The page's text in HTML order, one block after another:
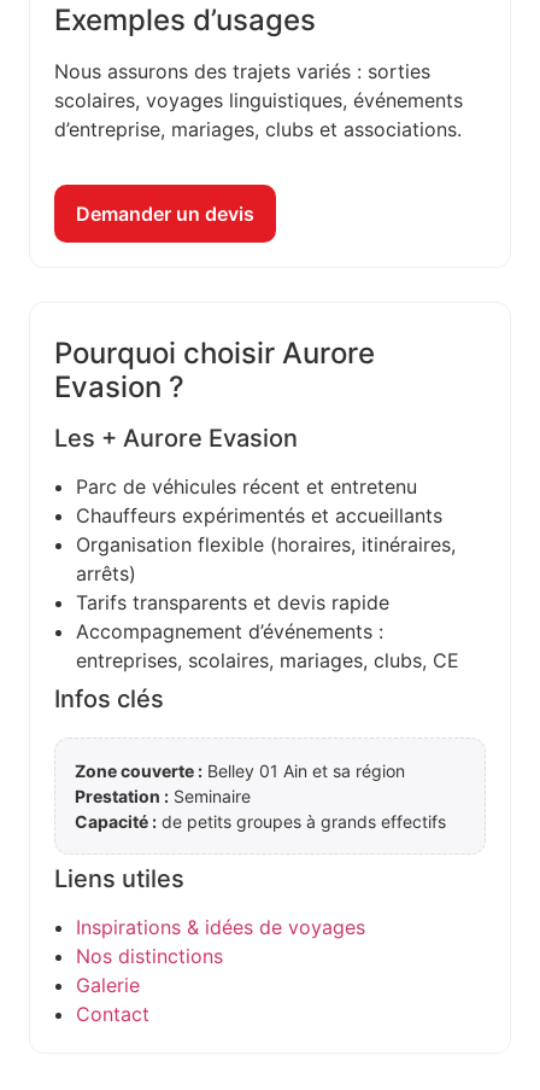
Exemples d’usages
Nous assurons des trajets variés : sorties
scolaires, voyages linguistiques, événements
d’entreprise, mariages, clubs et associations.
Demander un devis
Pourquoi choisir Aurore
Evasion ?
Les + Aurore Evasion
Parc de véhicules récent et entretenu
Chauffeurs expérimentés et accueillants
Organisation flexible (horaires, itinéraires,
arrêts)
Tarifs transparents et devis rapide
Accompagnement d’événements :
entreprises, scolaires, mariages, clubs, CE
Infos clés
Zone couverte : Belley 01 Ain et sa région
Prestation : Seminaire
Capacité : de petits groupes à grands effectifs
Liens utiles
Inspirations & idées de voyages
Nos distinctions
Galerie
Contact